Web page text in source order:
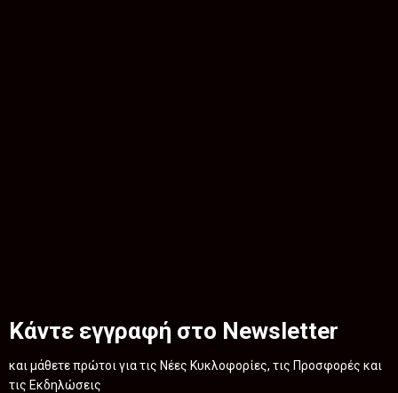
Κάντε εγγραφή στο Newsletter
και μάθετε πρώτοι για τις Νέες Κυκλοφορίες, τις Προσφορές και
τις Εκδηλώσεις